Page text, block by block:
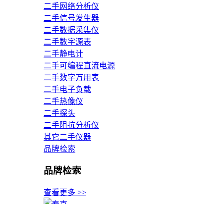
二手网络分析仪
二手信号发生器
二手数据采集仪
二手数字源表
二手静电计
二手可编程直流电源
二手数字万用表
二手电子负载
二手热像仪
二手探头
二手阻抗分析仪
其它二手仪器
品牌检索
品牌检索
查看更多 >>